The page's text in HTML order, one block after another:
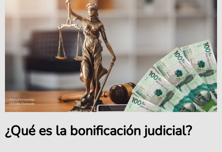
¿Qué es la bonificación judicial?